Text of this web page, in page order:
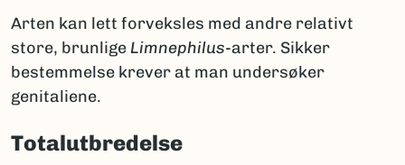
Arten kan lett forveksles med andre relativt
store, brunlige Limnephilus-arter. Sikker
bestemmelse krever at man undersøker
genitaliene.
Totalutbredelse